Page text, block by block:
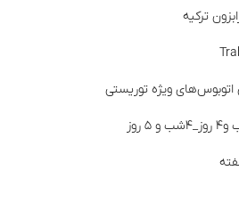
ترکیه
اتوبوس‌های ویژه توریستی